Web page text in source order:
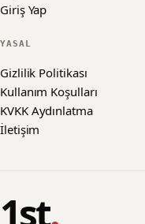
Giriş Yap
YASAL
Gizlilik Politikası
Kullanım Koşulları
KVKK Aydınlatma
İletişim
1st.